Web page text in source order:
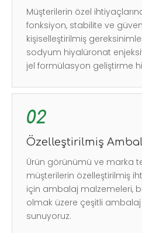
Müşterilerin özel
fonksiyon, stabilite ve
kişiselleştirilmiş
sodyum hiyalüronat
jel formülasyon geliştirme
Özelleştirilmiş
Ürün görünümü ve marka
müşterilerin özelleştirilmiş
için ambalaj malzemeleri,
olmak üzere çeşitli ambalaj
sunuyoruz.